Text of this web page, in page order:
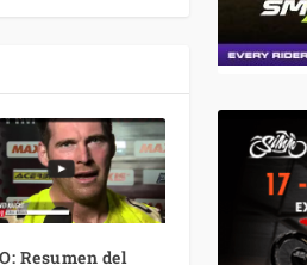
Resumen del